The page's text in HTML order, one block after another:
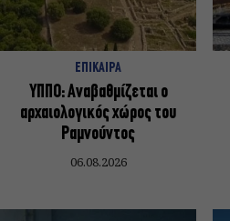
ΕΠΙΚΑΙΡΑ
ΥΠΠΟ: Αναβαθμίζεται ο
αρχαιολογικός χώρος του
Ραμνούντος
06.08.2026